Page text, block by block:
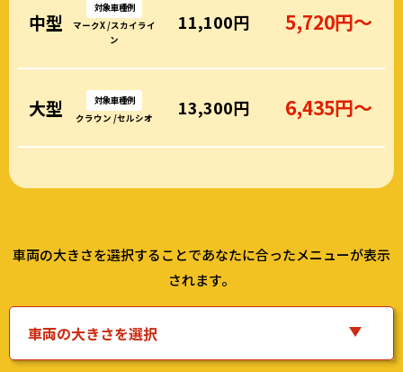
中型
対象車種例
マークX /スカイライ
ン
11,100円 5,720円～
大型
対象車種例
クラウン /セルシオ
13,300円 6,435円～
車両の大きさを選択することであなたに合ったメニューが表示
されます。